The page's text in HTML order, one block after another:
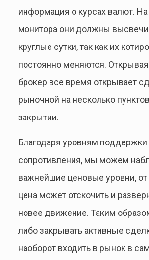
информация о курсах валют. На
монитора они должны
круглые сутки, так как их
постоянно меняются.
брокер все время открывает
рыночной на несколько
закрытии.
Благодаря уровням поддержки
сопротивления, мы можем
важнейшие ценовые уровни, от
цена может отскочить и
новее движение. Таким
либо закрывать активные
наоборот входить в рынок в